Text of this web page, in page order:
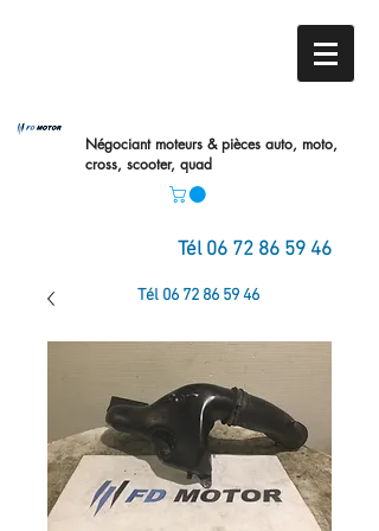
Négociant moteurs & pièces auto, moto,
cross, scooter, quad
Tél 06 72 86 59 46
Tél 06 72 86 59 46